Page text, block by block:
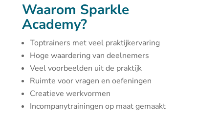
Waarom Sparkle
Academy?
Toptrainers met veel praktijkervaring
Hoge waardering van deelnemers
Veel voorbeelden uit de praktijk
Ruimte voor vragen en oefeningen
Creatieve werkvormen
Incompanytrainingen op maat gemaakt